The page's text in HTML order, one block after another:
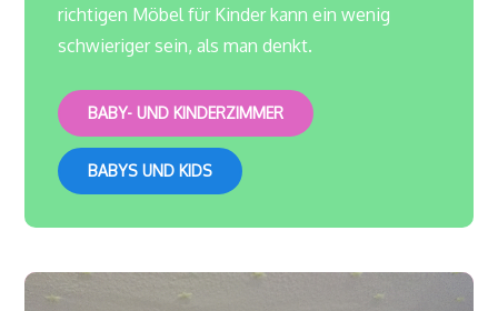
richtigen Möbel für Kinder kann ein wenig
schwieriger sein, als man denkt.
BABY- UND KINDERZIMMER
BABYS UND KIDS